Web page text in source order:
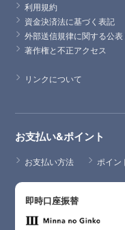
利用規約
資金決済法に基づく表記
外部送信規律に関する公表
著作権と不正アクセス
リンクについて
お支払い&ポイント
お支払い方法 ポイン
即時口座振替